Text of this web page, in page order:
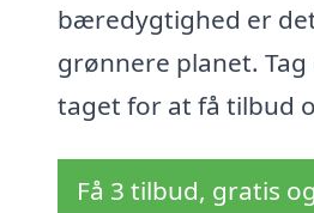
bæredygtighed er
grønnere planet.
taget for at få tilbud
Få 3 tilbud, gratis